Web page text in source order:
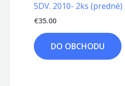
5DV. 2010- 2ks (predné)
€35.00
DO OBCHODU